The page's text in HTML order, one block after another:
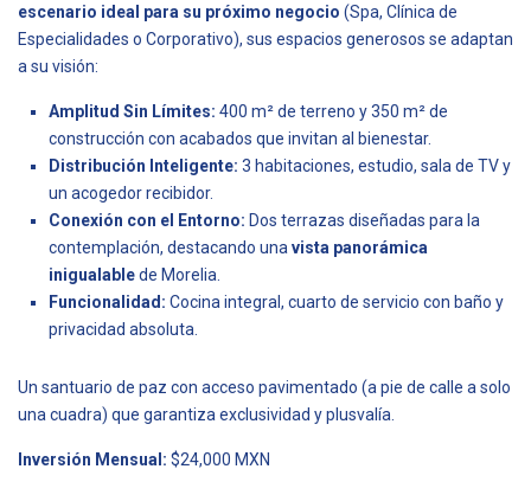
escenario ideal para su próximo negocio (Spa, Clínica de
Especialidades o Corporativo), sus espacios generosos se adaptan
a su visión:
Amplitud Sin Límites: 400 m² de terreno y 350 m² de
construcción con acabados que invitan al bienestar.
Distribución Inteligente: 3 habitaciones, estudio, sala de TV y
un acogedor recibidor.
Conexión con el Entorno: Dos terrazas diseñadas para la
contemplación, destacando una vista panorámica
inigualablede Morelia.
Funcionalidad: Cocina integral, cuarto de servicio con baño y
privacidad absoluta.
Un santuario de paz con acceso pavimentado (a pie de calle a solo
una cuadra) que garantiza exclusividad y plusvalía.
Inversión Mensual: $24,000 MXN